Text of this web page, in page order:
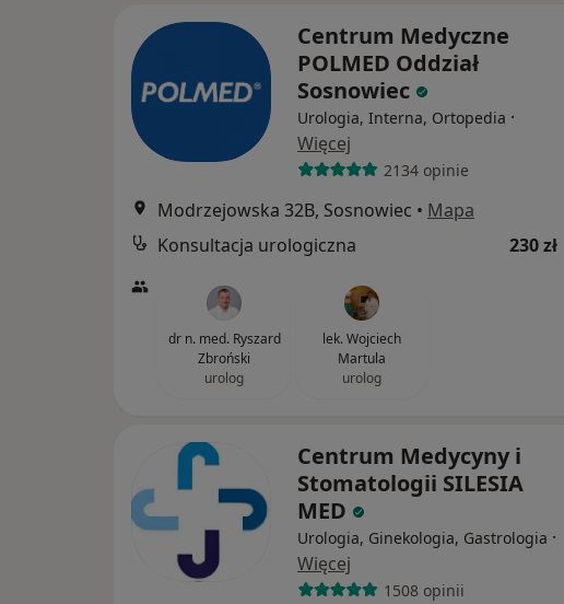
Centrum Medyczne
POLMED Oddział
Sosnowiec
Urologia, Interna, Ortopedia ·
Więcej
2134 opinie
Modrzejowska 32B, Sosnowiec • Mapa
Konsultacja urologiczna
230 zł
dr n. med. Ryszard
Zbroński
urolog
lek. Wojciech
Martula
urolog
Centrum Medycyny i
Stomatologii SILESIA
MED
Urologia, Ginekologia, Gastrologia ·
Więcej
1508 opinii